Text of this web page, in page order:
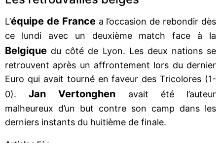
L’équipe de France a l’occasion de rebondir dès
ce lundi avec un deuxième match face à la
Belgique du côté de Lyon. Les deux nations se
retrouvent après un affrontement lors du dernier
Euro qui avait tourné en faveur des Tricolores (1-
0).Jan Vertonghen avait été l’auteur
malheureux d’un but contre son camp dans les
derniers instants du huitième de finale.